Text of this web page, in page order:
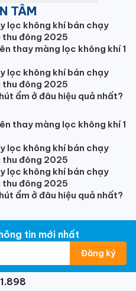
phòng, duy trì nhiệt độ
bỉ, đảm bảo người dùng
chịu.
hệ 2 diệt khuẩn hiệu
2 lần
Panasonic 2 chiều
hợp công nghệ lọc không
thế hệ 2. Bộ lọc sẽ
tích điện, chứa gốc OH
phấn hoa, các chất gây ô
quả đến 99,99%, đồng
Bạn sẽ thoải mái tận
lành, giúp bảo vệ tốt
TÂM
lọc không khí bán chạy
thu đông 2025
thay màng lọc không khí 1
lọc không khí bán chạy
thu đông 2025
ẩm ở đâu hiệu quả nhất?
thay màng lọc không khí 1
lọc không khí bán chạy
thu đông 2025
lọc không khí bán chạy
thu đông 2025
ẩm ở đâu hiệu quả nhất?
tin mới nhất
Đăng ký